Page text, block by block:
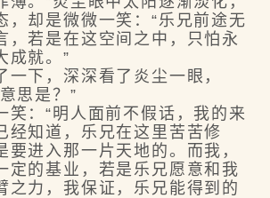
，却是微微一笑：“乐兄前途无
，若是在这空间之中，只怕永
成就。”
下，深深看了炎尘一眼，
思是？”
：“明人面前不假话，我的来
经知道，乐兄在这里苦苦修
要进入那一片天地的。而我，
定的基业，若是乐兄愿意和我
之力，我保证，乐兄能得到的